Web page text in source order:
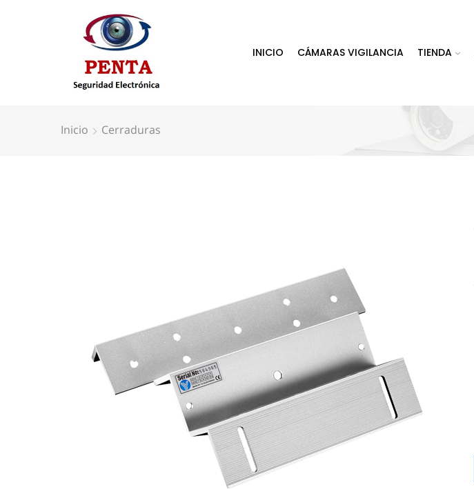
INICIO CÁMARAS VIGILANCIA TIENDA
Inicio Cerraduras